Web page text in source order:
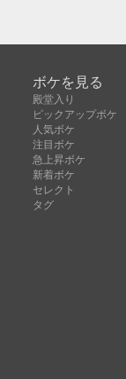
ボケを見る
殿堂入り
ピックアップボケ
人気ボケ
注目ボケ
急上昇ボケ
新着ボケ
セレクト
タグ